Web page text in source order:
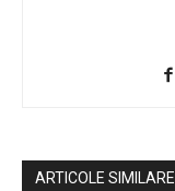
ARTICOLE SIMILARE